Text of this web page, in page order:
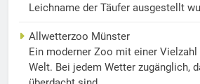
Leichname der Täufer ausgestellt
Allwetterzoo Münster
Ein moderner Zoo mit einer
Welt. Bei jedem Wetter zugänglich,